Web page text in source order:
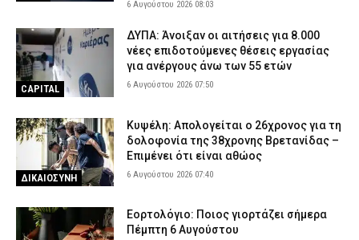
6 Αυγούστου 2026 08:03
CAPITAL
ΔΥΠΑ: Άνοιξαν οι αιτήσεις για 8.000
νέες επιδοτούμενες θέσεις εργασίας
για ανέργους άνω των 55 ετών
6 Αυγούστου 2026 07:50
ΔΙΚΑΙΟΣΥΝΗ
Κυψέλη: Απολογείται ο 26χρονος για τη
δολοφονία της 38χρονης Βρετανίδας –
Επιμένει ότι είναι αθώος
6 Αυγούστου 2026 07:40
Εορτολόγιο: Ποιος γιορτάζει σήμερα
Πέμπτη 6 Αυγούστου